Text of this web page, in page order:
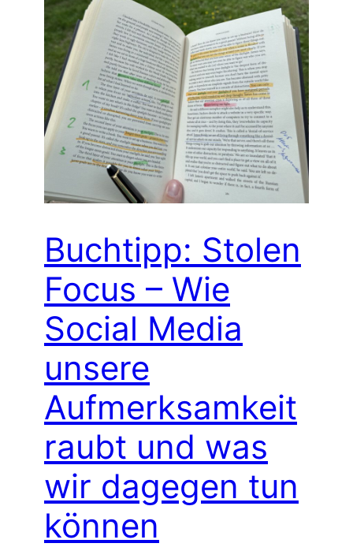
Buchtipp: Stolen
Focus – Wie
Social Media
unsere
Aufmerksamkeit
raubt und was
wir dagegen tun
können